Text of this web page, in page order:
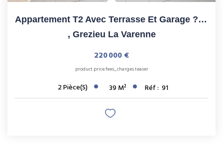
Appartement T2 Avec Terrasse Et Garage ? Grézieu-La-Varenne
, Grezieu La Varenne
220 000 €
product.price.fees_charges.teaser
2Pièce(s) 39 M² Réf : 91